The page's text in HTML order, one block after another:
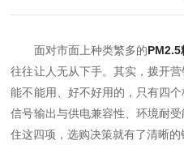
面对市面上种类繁多的PM2.5
往往让人无从下手。其实，拨开
能不能用、好不好用的，只有四
信号输出与供电兼容性、环境耐
住这四项，选购决策就有了清晰的